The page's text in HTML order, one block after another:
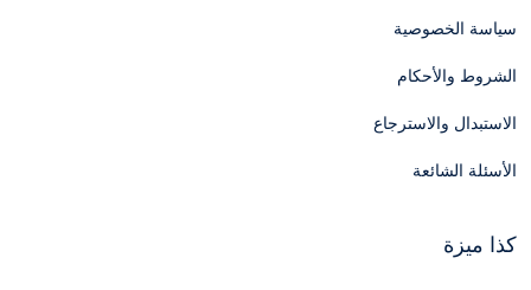
سياسة الخصوصية
الشروط والأحكام
الاستبدال والاسترجاع
الأسئلة الشائعة
كذا ميزة